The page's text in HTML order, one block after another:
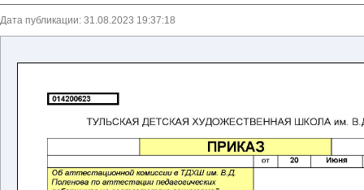
Дата публикации: 31.08.2023 19:37:18